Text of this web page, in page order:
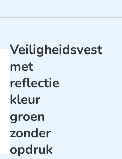
Veiligheidsvest
met
reflectie
kleur
groen
zonder
opdruk